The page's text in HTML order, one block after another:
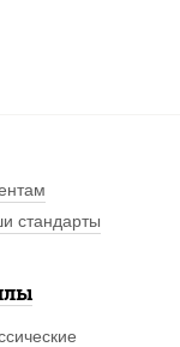
стандарты